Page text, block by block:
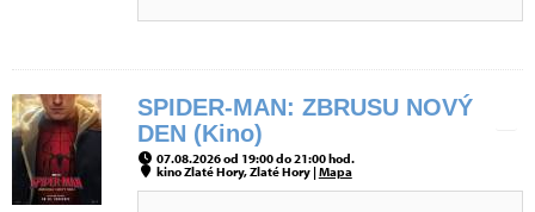
SPIDER-MAN: ZBRUSU NOVÝ
DEN (Kino)
07.08.2026 od 19:00 do 21:00 hod.
kino Zlaté Hory, Zlaté Hory |Mapa